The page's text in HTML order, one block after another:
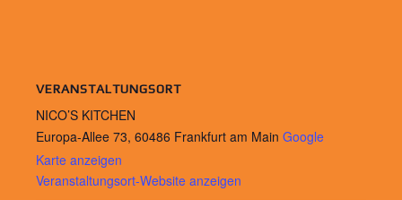
VERANSTALTUNGSORT
NICO’S KITCHEN
Europa-Allee 73, 60486 Frankfurt am Main Google
Karte anzeigen
Veranstaltungsort-Website anzeigen